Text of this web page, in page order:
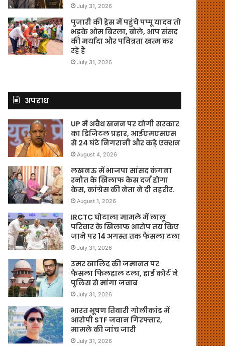
July 31, 2026
पुजारी की ड्रेस में पहुंचे पप्पू यादव तो
भड़के ओम बिरला, बोले, आप संसद
की मर्यादा और पवित्रता खत्म कर
रहे हैं
July 31, 2026
अपराध
UP में अवैध खनन पर योगी सरकार
का डिजिटल प्रहार, आईएमएसएस
से 24 घंटे निगरानी और कड़े एक्शन
August 4, 2026
लखनऊ में भाजपा सांसद कंगना
रनौत के खिलाफ केस दर्ज होगा
केस, कांग्रेस की नेता ने दी तहरीर.
August 1, 2026
IRCTC घोटाला मामले में लालू
परिवार के खिलाफ आरोप तय किए
जाने पर 14 अगस्त तक फैसला टला
July 31, 2026
उमर खालिद की जमानत पर
फैसला फिलहाल टला, हाई कोर्ट ने
पुलिस से मांगा जवाब
July 31, 2026
भारत भूषण तिवारी गोलीकांड में
आरोपी STF जवान गिरफ्तार,
मामले की जांच जारी
July 31, 2026